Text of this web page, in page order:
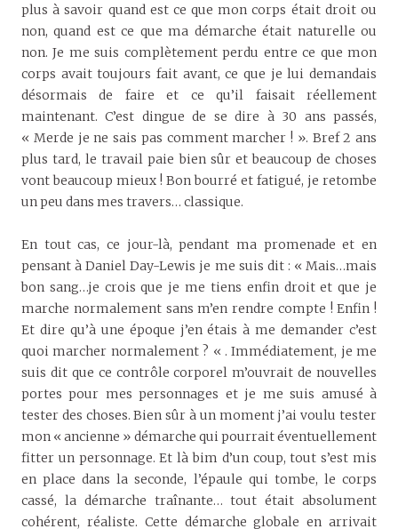
plus à savoir quand est ce que mon corps était droit ou
non, quand est ce que ma démarche était naturelle ou
non. Je me suis complètement perdu entre ce que mon
corps avait toujours fait avant, ce que je lui demandais
désormais de faire et ce qu’il faisait réellement
maintenant. C’est dingue de se dire à 30 ans passés,
« Merde je ne sais pas comment marcher ! ». Bref 2 ans
plus tard, le travail paie bien sûr et beaucoup de choses
vont beaucoup mieux ! Bon bourré et fatigué, je retombe
un peu dans mes travers… classique.
En tout cas, ce jour-là, pendant ma promenade et en
pensant à Daniel Day-Lewis je me suis dit : « Mais…mais
bon sang…je crois que je me tiens enfin droit et que je
marche normalement sans m’en rendre compte ! Enfin !
Et dire qu’à une époque j’en étais à me demander c’est
quoi marcher normalement ? « . Immédiatement, je me
suis dit que ce contrôle corporel m’ouvrait de nouvelles
portes pour mes personnages et je me suis amusé à
tester des choses. Bien sûr à un moment j’ai voulu tester
mon « ancienne » démarche qui pourrait éventuellement
fitter un personnage. Et là bim d’un coup, tout s’est mis
en place dans la seconde, l’épaule qui tombe, le corps
cassé, la démarche traînante… tout était absolument
cohérent, réaliste. Cette démarche globale en arrivait